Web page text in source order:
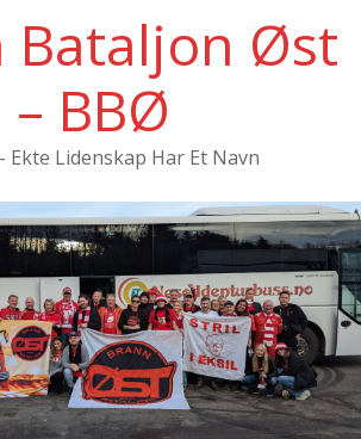
Bataljon Øst
– BBØ
Ekte Lidenskap Har Et Navn